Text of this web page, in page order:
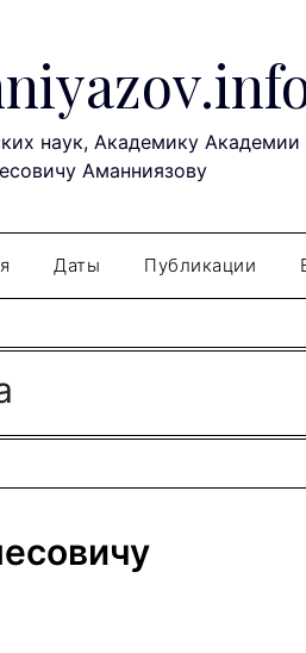
наук, Академику
Аманниязову
Даты Публикации